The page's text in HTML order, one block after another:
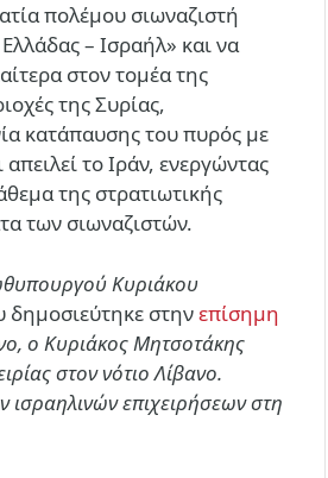
πολέμου σιωναζιστή
– Ισραήλ» και να
στον τομέα της
της Συρίας,
κατάπαυσης του πυρός με
το Ιράν, ενεργώντας
της στρατιωτικής
των σιωναζιστών.
Κυριάκου
δημοσιεύτηκε στηνεπίσημη
ο Κυριάκος Μητσοτάκης
στον νότιο Λίβανο.
επιχειρήσεων στη